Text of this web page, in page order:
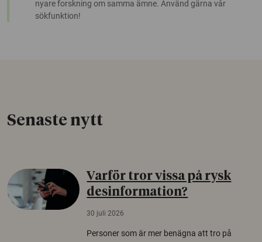
nyare forskning om samma ämne. Använd gärna vår
sökfunktion!
Senaste nytt
Varför tror vissa på rysk
desinformation?
30 juli 2026
Personer som är mer benägna att tro på